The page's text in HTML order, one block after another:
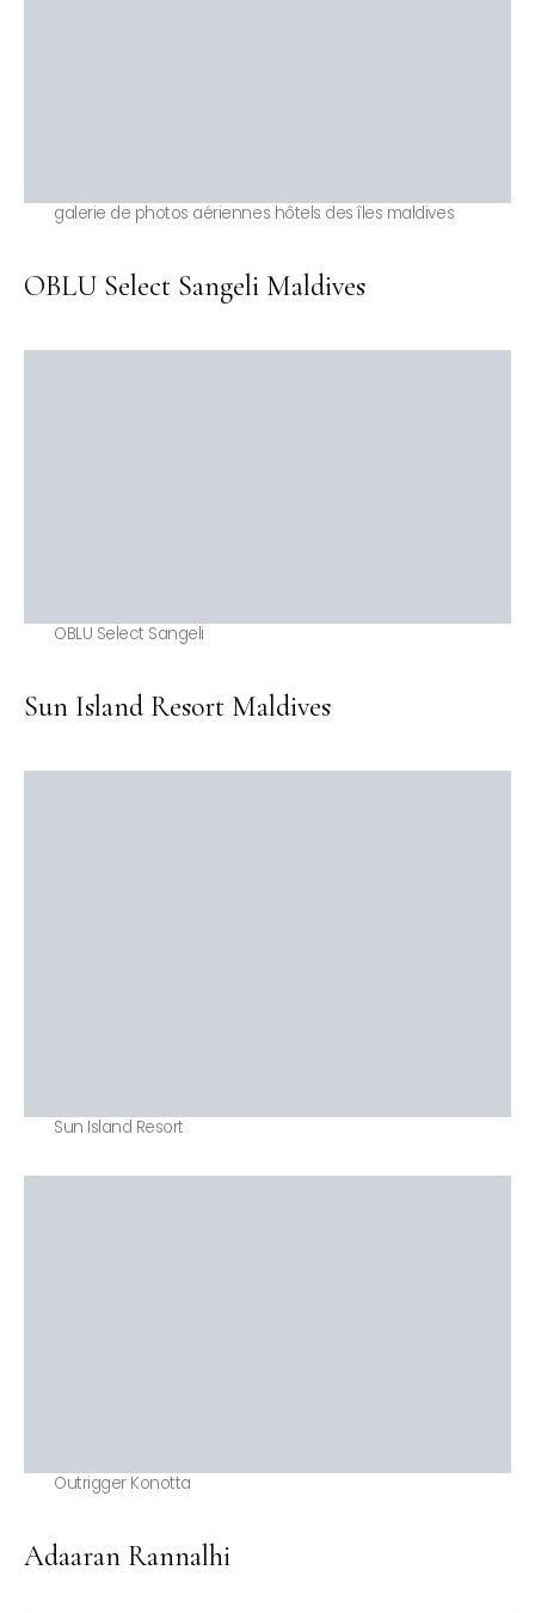
galerie de photos aériennes hôtels des îles maldives
OBLU Select Sangeli Maldives
OBLU Select Sangeli
Sun Island Resort Maldives
Sun Island Resort
Outrigger Konotta
Adaaran Rannalhi